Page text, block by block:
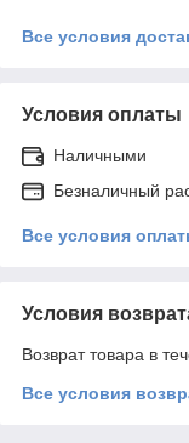
Все условия
Условия оплаты
Наличными
Безналичный
Все условия
Условия
Возврат товара в
Все условия